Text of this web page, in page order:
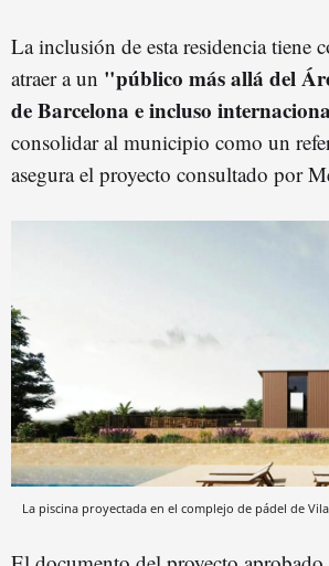
La inclusión de esta residencia tiene
atraer a un "público más allá del
de Barcelona e incluso
consolidar al municipio como un
asegura el proyecto consultado por
La piscina proyectada en el complejo de pádel de